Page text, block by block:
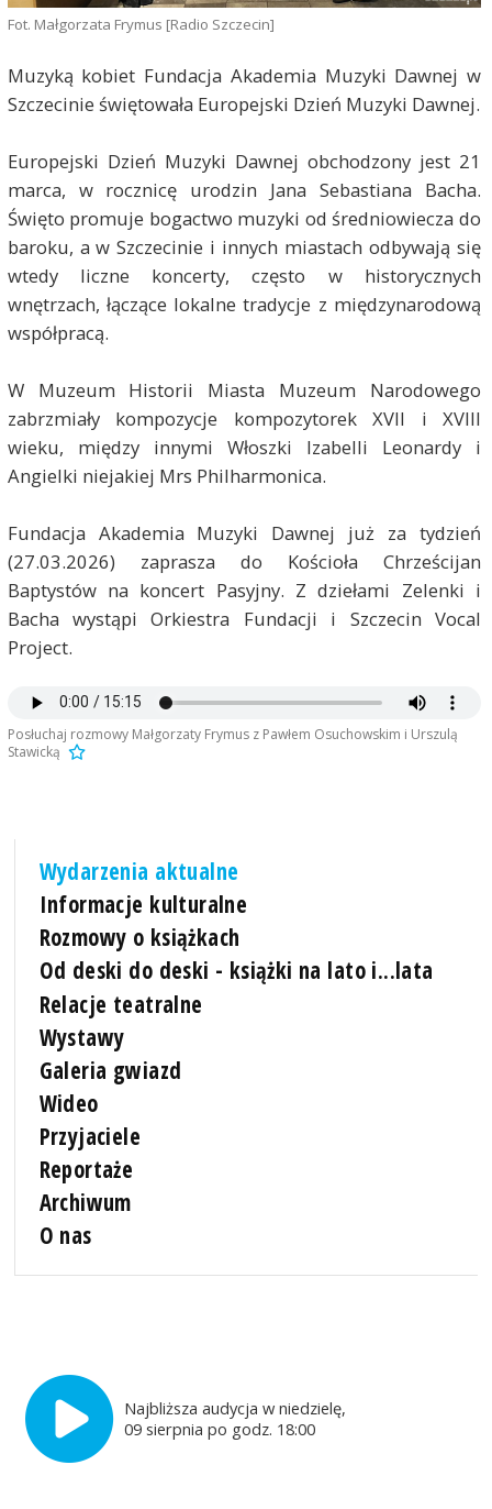
Fot. Małgorzata Frymus [Radio Szczecin]
Muzyką kobiet Fundacja Akademia Muzyki Dawnej w
Szczecinie świętowała Europejski Dzień Muzyki Dawnej.
Europejski Dzień Muzyki Dawnej obchodzony jest 21
marca, w rocznicę urodzin Jana Sebastiana Bacha.
Święto promuje bogactwo muzyki od średniowiecza do
baroku, a w Szczecinie i innych miastach odbywają się
wtedy liczne koncerty, często w historycznych
wnętrzach, łączące lokalne tradycje z międzynarodową
współpracą.
W Muzeum Historii Miasta Muzeum Narodowego
zabrzmiały kompozycje kompozytorek XVII i XVIII
wieku, między innymi Włoszki Izabelli Leonardy i
Angielki niejakiej Mrs Philharmonica.
Fundacja Akademia Muzyki Dawnej już za tydzień
(27.03.2026) zaprasza do Kościoła Chrześcijan
Baptystów na koncert Pasyjny. Z dziełami Zelenki i
Bacha wystąpi Orkiestra Fundacji i Szczecin Vocal
Project.
Posłuchaj rozmowy Małgorzaty Frymus z Pawłem Osuchowskim i Urszulą
Stawicką
Wydarzenia aktualne
Informacje kulturalne
Rozmowy o książkach
Od deski do deski - książki na lato i...lata
Relacje teatralne
Wystawy
Galeria gwiazd
Wideo
Przyjaciele
Reportaże
Archiwum
O nas
Najbliższa audycja w niedzielę,
09 sierpnia po godz. 18:00